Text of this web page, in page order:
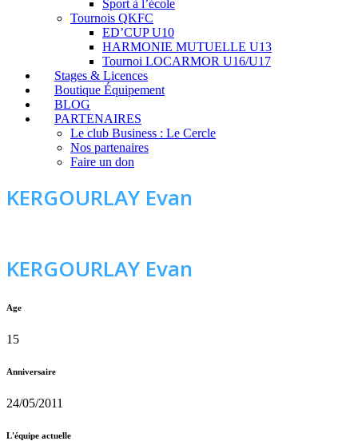
Sport à l’école
Tournois QKFC
ED’CUP U10
HARMONIE MUTUELLE U13
Tournoi LOCARMOR U16/U17
Stages & Licences
Boutique Équipement
BLOG
PARTENAIRES
Le club Business : Le Cercle
Nos partenaires
Faire un don
KERGOURLAY Evan
KERGOURLAY Evan
Age
15
Anniversaire
24/05/2011
L'équipe actuelle